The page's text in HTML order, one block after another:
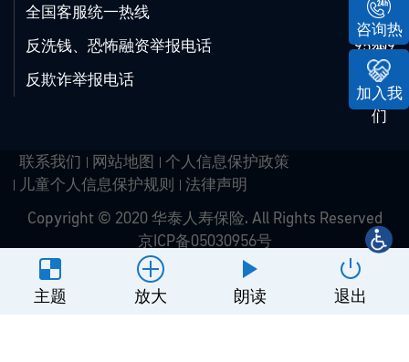
咨询热
线
加入我
们
全国客服统一热线
95509
反洗钱、恐怖融资举报电话
95509
反欺诈举报电话
95509
联系我们 网站地图
个人信息保护政策
儿童个人信息保护规则
法律声明
Copyright © 2020 华泰人寿保险. All Rights Reserved
京ICP备05030956号
网站建设
北京分形科技
主题 放大 朗读 退出